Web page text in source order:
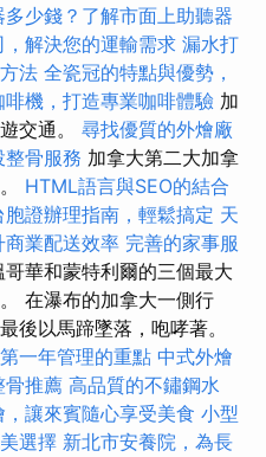
多少錢？了解市面上助聽器
解決您的運輸需求 漏水打
法 全瓷冠的特點與優勢，
啡機，打造專業咖啡體驗 加
交通。 尋找優質的外燴廠
整骨服務 加拿大第二大加拿
HTML語言與SEO的結合
證辦理指南，輕鬆搞定 天
商業配送效率 完善的家事服
哥華和蒙特利爾的三個最大
在瀑布的加拿大一側行
後以馬蹄墜落，咆哮著。
一年管理的重點 中式外燴
骨推薦 高品質的不鏽鋼水
，讓來賓隨心享受美食 小型
選擇 新北市安養院，為長